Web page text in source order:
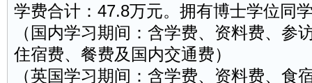
学费合计：47.8万元。拥有博士学位同
（国内学习期间：含学费、资料费、参
住宿费、餐费及国内交通费）
（英国学习期间：含学费、资料费、食